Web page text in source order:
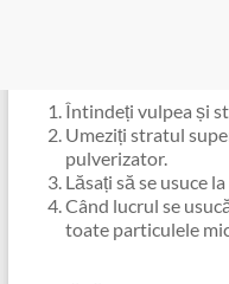
Întindeți vulpea și
Umeziți stratul
pulverizator.
Lăsați să se usuce
Când lucrul se
toate particulele